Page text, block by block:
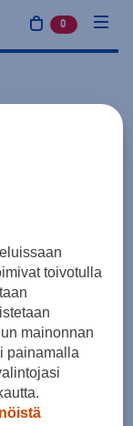
0 tuotetta
toivotulla
mainonnan
painamalla